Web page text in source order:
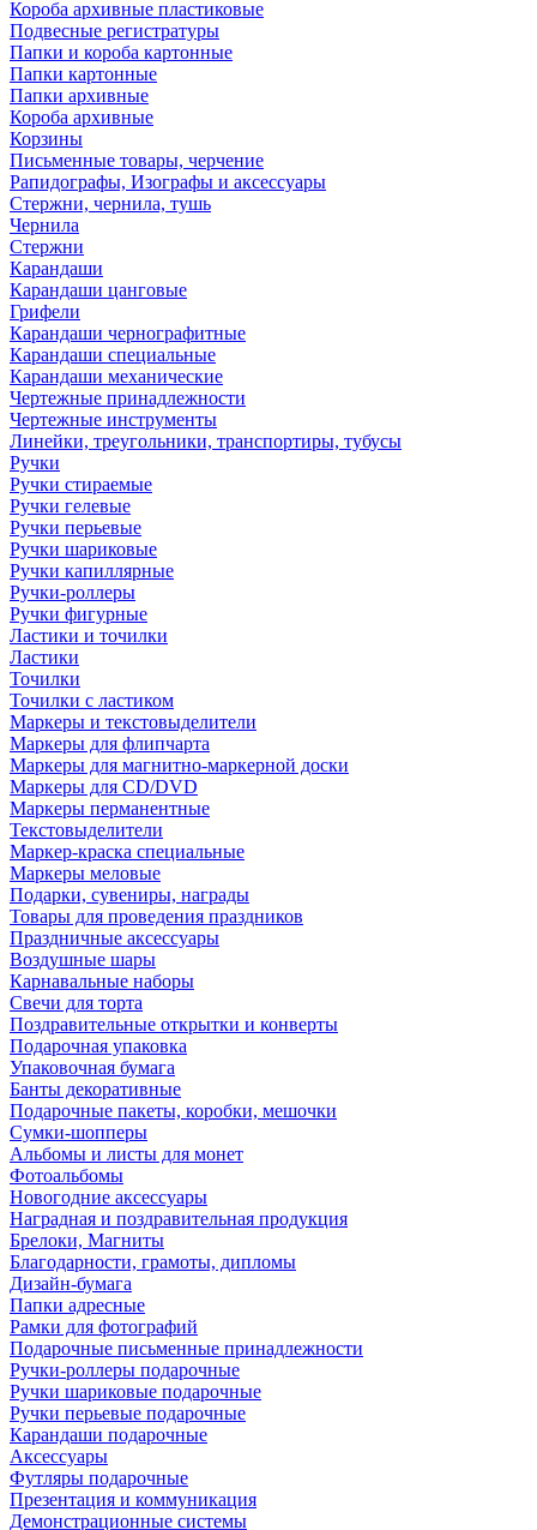
Короба архивные пластиковые
Подвесные регистратуры
Папки и короба картонные
Папки картонные
Папки архивные
Короба архивные
Корзины
Письменные товары, черчение
Рапидографы, Изографы и аксессуары
Стержни, чернила, тушь
Чернила
Стержни
Карандаши
Карандаши цанговые
Грифели
Карандаши чернографитные
Карандаши специальные
Карандаши механические
Чертежные принадлежности
Чертежные инструменты
Линейки, треугольники, транспортиры, тубусы
Ручки
Ручки стираемые
Ручки гелевые
Ручки перьевые
Ручки шариковые
Ручки капиллярные
Ручки-роллеры
Ручки фигурные
Ластики и точилки
Ластики
Точилки
Точилки с ластиком
Маркеры и текстовыделители
Маркеры для флипчарта
Маркеры для магнитно-маркерной доски
Маркеры для CD/DVD
Маркеры перманентные
Текстовыделители
Маркер-краска специальные
Маркеры меловые
Подарки, сувениры, награды
Товары для проведения праздников
Праздничные аксессуары
Воздушные шары
Карнавальные наборы
Свечи для торта
Поздравительные открытки и конверты
Подарочная упаковка
Упаковочная бумага
Банты декоративные
Подарочные пакеты, коробки, мешочки
Сумки-шопперы
Альбомы и листы для монет
Фотоальбомы
Новогодние аксессуары
Наградная и поздравительная продукция
Брелоки, Магниты
Благодарности, грамоты, дипломы
Дизайн-бумага
Папки адресные
Рамки для фотографий
Подарочные письменные принадлежности
Ручки-роллеры подарочные
Ручки шариковые подарочные
Ручки перьевые подарочные
Карандаши подарочные
Аксессуары
Футляры подарочные
Презентация и коммуникация
Демонстрационные системы